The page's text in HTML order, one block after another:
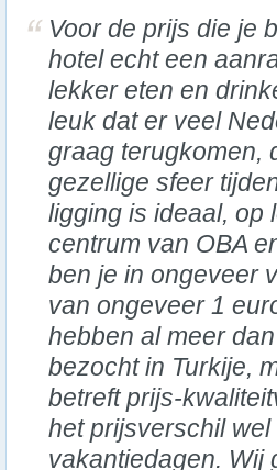
Voor de prijs die je
hotel echt een
lekker eten en
leuk dat er veel
graag terugkomen,
gezellige sfeer
ligging is ideaal, op
centrum van OBA
ben je in ongeveer
van ongeveer 1
hebben al meer
bezocht in Turkije,
betreft prijs-
het prijsverschil
vakantiedagen. Wij